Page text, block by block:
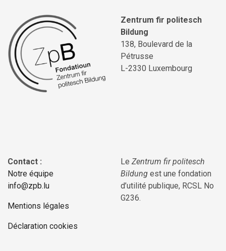
Zentrum fir politesch
Bildung
138, Boulevard de la
Pétrusse
L-2330 Luxembourg
Contact :
Notre équipe
info@zpb.lu
Mentions légales
Déclaration cookies
Le Zentrum fir politesch
Bildung est une fondation
d’utilité publique, RCSL No
G236.